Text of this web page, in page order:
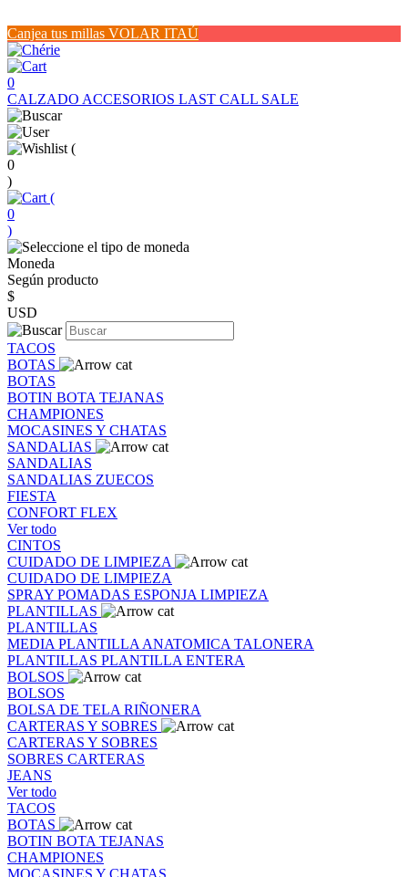
Canjea tus millas VOLAR ITAÚ
0
CALZADO ACCESORIOS LAST CALL SALE
(
0
)
(
0
)
Moneda
Según producto
$
USD
TACOS
BOTAS
BOTAS
BOTIN BOTA TEJANAS
CHAMPIONES
MOCASINES Y CHATAS
SANDALIAS
SANDALIAS
SANDALIAS ZUECOS
FIESTA
CONFORT FLEX
Ver todo
CINTOS
CUIDADO DE LIMPIEZA
CUIDADO DE LIMPIEZA
SPRAY POMADAS ESPONJA LIMPIEZA
PLANTILLAS
PLANTILLAS
MEDIA PLANTILLA ANATOMICA TALONERA
PLANTILLAS PLANTILLA ENTERA
BOLSOS
BOLSOS
BOLSA DE TELA RIÑONERA
CARTERAS Y SOBRES
CARTERAS Y SOBRES
SOBRES CARTERAS
JEANS
Ver todo
TACOS
BOTAS
BOTIN BOTA TEJANAS
CHAMPIONES
MOCASINES Y CHATAS